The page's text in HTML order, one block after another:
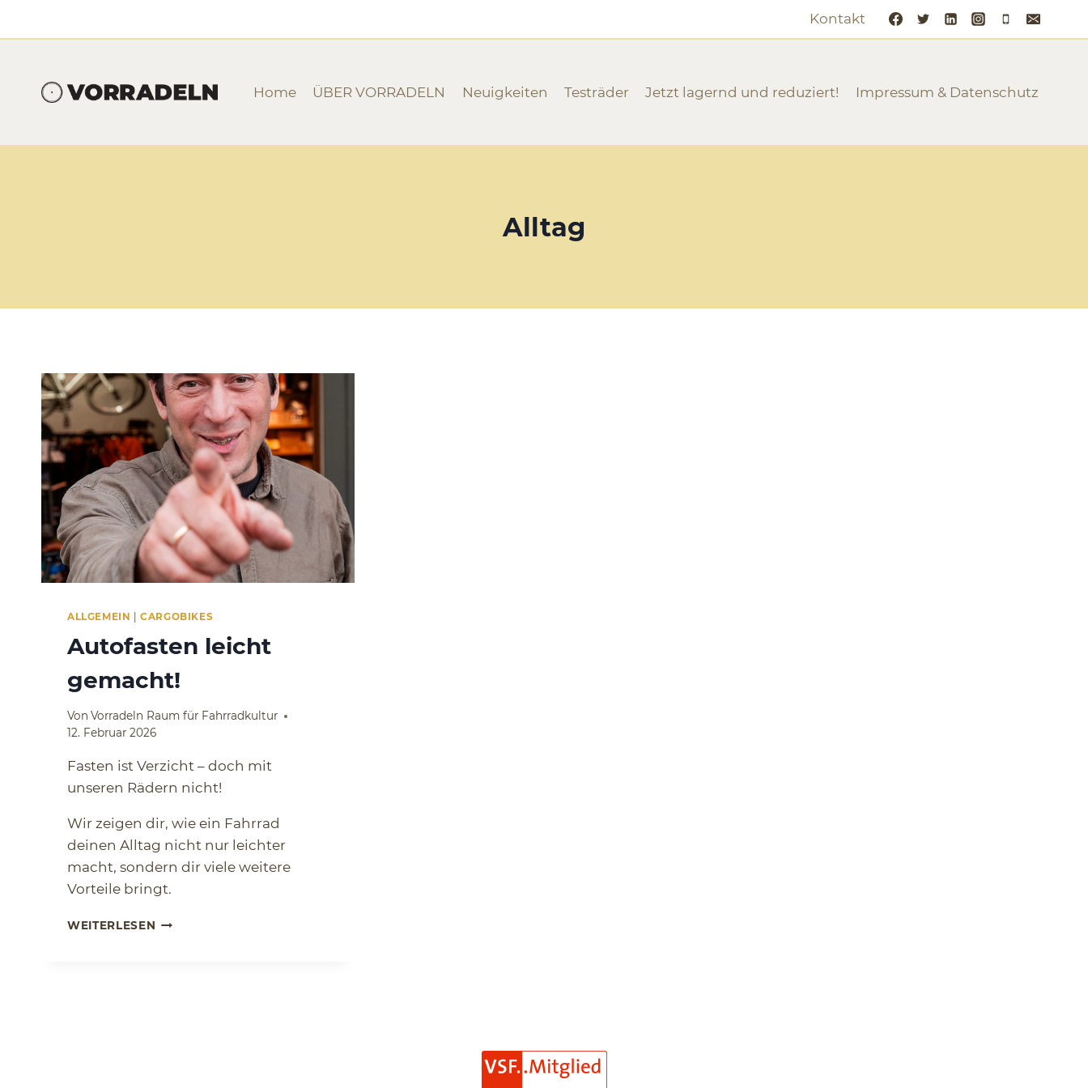
Kontakt
Home ÜBER VORRADELN Neuigkeiten Testräder Jetzt lagernd und reduziert! Impressum & Datenschutz
Alltag
ALLGEMEIN |CARGOBIKES
Autofasten leicht
gemacht!
Von Vorradeln Raum für Fahrradkultur
12. Februar 2026
Fasten ist Verzicht – doch mit
unseren Rädern nicht!
Wir zeigen dir, wie ein Fahrrad
deinen Alltag nicht nur leichter
macht, sondern dir viele weitere
Vorteile bringt.
WEITERLESEN AUTOFASTEN